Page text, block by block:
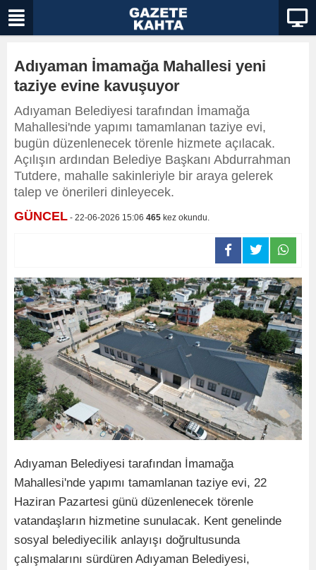
Adıyaman İmamağa Mahallesi yeni
taziye evine kavuşuyor
Adıyaman Belediyesi tarafından İmamağa
Mahallesi'nde yapımı tamamlanan taziye evi,
bugün düzenlenecek törenle hizmete açılacak.
Açılışın ardından Belediye Başkanı Abdurrahman
Tutdere, mahalle sakinleriyle bir araya gelerek
talep ve önerileri dinleyecek.
GÜNCEL - 22-06-2026 15:06 465 kez okundu.
Adıyaman Belediyesi tarafından İmamağa
Mahallesi'nde yapımı tamamlanan taziye evi, 22
Haziran Pazartesi günü düzenlenecek törenle
vatandaşların hizmetine sunulacak. Kent genelinde
sosyal belediyecilik anlayışı doğrultusunda
çalışmalarını sürdüren Adıyaman Belediyesi,